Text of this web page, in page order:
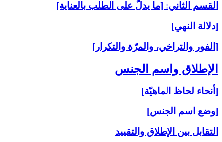
القسم الثاني: [ما يدلّ على الطلب بالعناية]
[دلالة النهي]
[الفور والتراخي، والمرّة والتكرار]
الإطلاق واسم الجنس‏
[أنحاء لحاظ الماهيّة]
[وضع اسم الجنس]
التقابل بين الإطلاق والتقييد